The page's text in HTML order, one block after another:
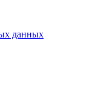
данных